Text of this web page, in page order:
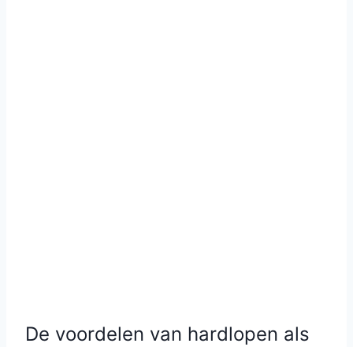
De voordelen van hardlopen als